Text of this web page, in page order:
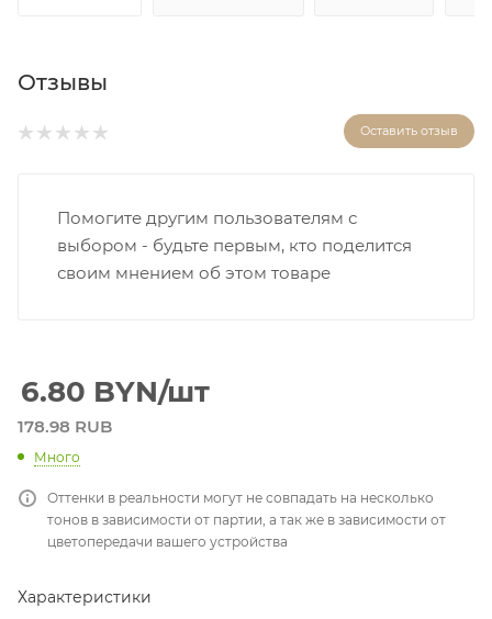
Отзывы
Оставить отзыв
Помогите другим пользователям с
выбором - будьте первым, кто поделится
своим мнением об этом товаре
6.80 BYN/шт
178.98 RUB
Много
Оттенки в реальности могут не совпадать на несколько
тонов в зависимости от партии, а так же в зависимости от
цветопередачи вашего устройства
Характеристики